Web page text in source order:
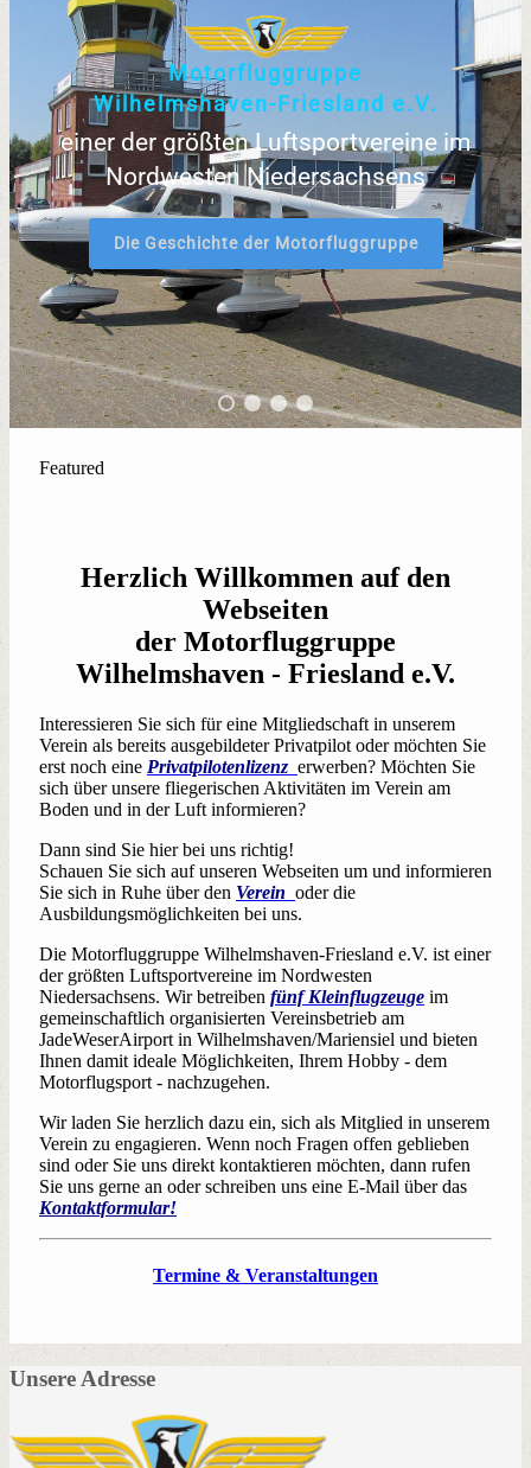
Motorf uggruppe
Wi helmshaven- Fries and e.V.
einer der größten Luftsportvereine im
Nordwesten Niedersachsens
Die Geschichte der Motorfluggruppe
Featured
Herzlich Willkommen auf den
Webseiten
der Motorfluggruppe
Wilhelmshaven - Friesland e.V.
Interessieren Sie sich für eine Mitgliedschaft in unserem
Verein als bereits ausgebildeter Privatpilot oder möchten Sie
erst noch eine Privatpilotenlizenz erwerben? Möchten Sie
sich über unsere fliegerischen Aktivitäten im Verein am
Boden und in der Luft informieren?
Dann sind Sie hier bei uns richtig!
Schauen Sie sich auf unseren Webseiten um und informieren
Sie sich in Ruhe über den Verein oder die
Ausbildungsmöglichkeiten bei uns.
Die Motorfluggruppe Wilhelmshaven-Friesland e.V. ist einer
der größten Luftsportvereine im Nordwesten
Niedersachsens. Wir betreiben fünf Kleinflugzeuge im
gemeinschaftlich organisierten Vereinsbetrieb am
JadeWeserAirport in Wilhelmshaven/Mariensiel und bieten
Ihnen damit ideale Möglichkeiten, Ihrem Hobby - dem
Motorflugsport - nachzugehen.
Wir laden Sie herzlich dazu ein, sich als Mitglied in unserem
Verein zu engagieren. Wenn noch Fragen offen geblieben
sind oder Sie uns direkt kontaktieren möchten, dann rufen
Sie uns gerne an oder schreiben uns eine E-Mail über das
Kontaktformular!
Termine & Veranstaltungen
Unsere Adresse